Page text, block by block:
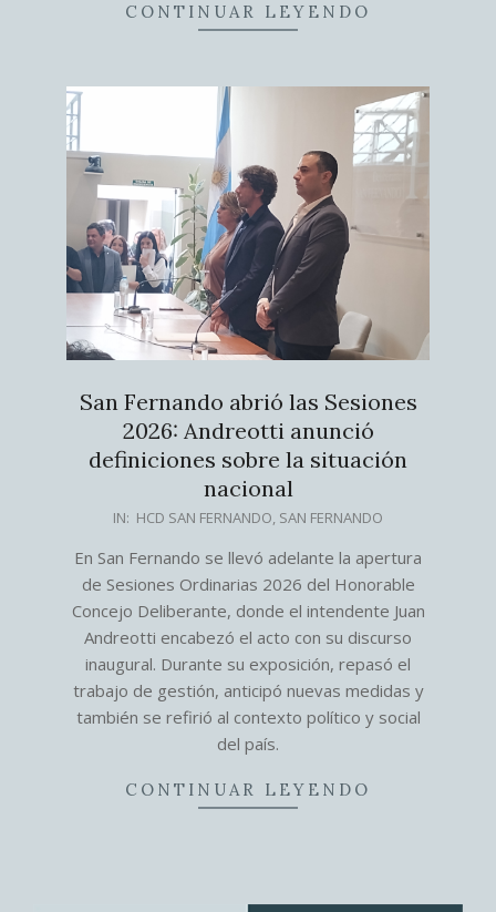
CONTINUAR LEYENDO
San Fernando abrió las Sesiones
2026: Andreotti anunció
definiciones sobre la situación
nacional
26
IN: HCD SAN FERNANDO, SAN FERNANDO
En San Fernando se llevó adelante la apertura
de Sesiones Ordinarias 2026 del Honorable
Concejo Deliberante, donde el intendente Juan
Andreotti encabezó el acto con su discurso
inaugural. Durante su exposición, repasó el
trabajo de gestión, anticipó nuevas medidas y
también se refirió al contexto político y social
del país.
CONTINUAR LEYENDO